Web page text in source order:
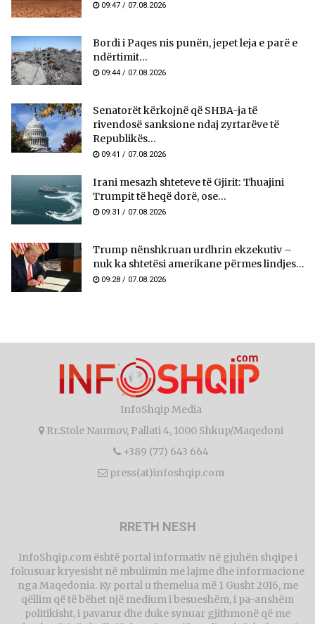
09:47 / 07.08.2026
Bordi i Paqes nis punën, jepet leja e parë e
ndërtimit...
09:44 / 07.08.2026
Senatorët kërkojnë që SHBA-ja të
rivendosë sanksione ndaj zyrtarëve të
Republikës...
09:41 / 07.08.2026
Irani mesazh shteteve të Gjirit: Thuajini
Trumpit të heqë dorë, ose...
09:31 / 07.08.2026
Trump nënshkruan urdhrin ekzekutiv –
nuk ka shtetësi amerikane përmes lindjes...
09:28 / 07.08.2026
InfoShqip Media
Rr.Stole Naumov, Pallati 4, 1000 Shkup/Maqedoni
+389 (77) 643 664
press(at)infoshqip.com
RRETH NESH
InfoShqip.com është portal informativ në gjuhën shqipe i
fokusuar kryesisht në mbulimin me lajme dhe informacione
nga Maqedonia. Ky portal u themelua më 1 Gusht 2016, me
qëllim që të bëhet një medium i besueshëm, i pa-anshëm
politikisht, i pavarur dhe duke synuar gjithmonë që me